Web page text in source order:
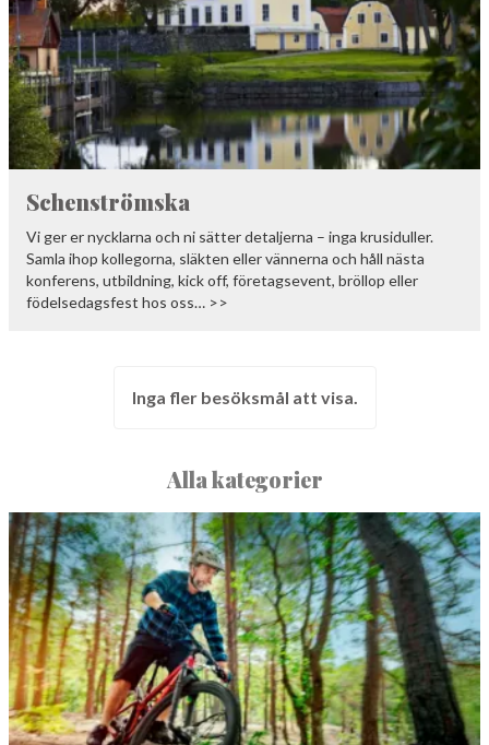
Schenströmska
Vi ger er nycklarna och ni sätter detaljerna – inga krusiduller.
Samla ihop kollegorna, släkten eller vännerna och håll nästa
konferens, utbildning, kick off, företagsevent, bröllop eller
födelsedagsfest hos oss… >>
Inga fler besöksmål att visa.
Alla kategorier